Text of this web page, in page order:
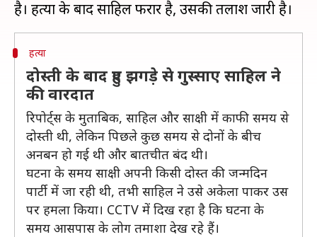
हत्या
दोस्ती के बाद हुए झगड़े से गुस्साए साहिल ने
की वारदात
रिपोर्ट्स के मुताबिक, साहिल और साक्षी में काफी समय से
दोस्ती थी, लेकिन पिछले कुछ समय से दोनों के बीच
अनबन हो गई थी और बातचीत बंद थी।
घटना के समय साक्षी अपनी किसी दोस्त की जन्मदिन
पार्टी में जा रही थी, तभी साहिल ने उसे अकेला पाकर उस
पर हमला किया। CCTV में दिख रहा है कि घटना के
समय आसपास के लोग तमाशा देख रहे हैं।